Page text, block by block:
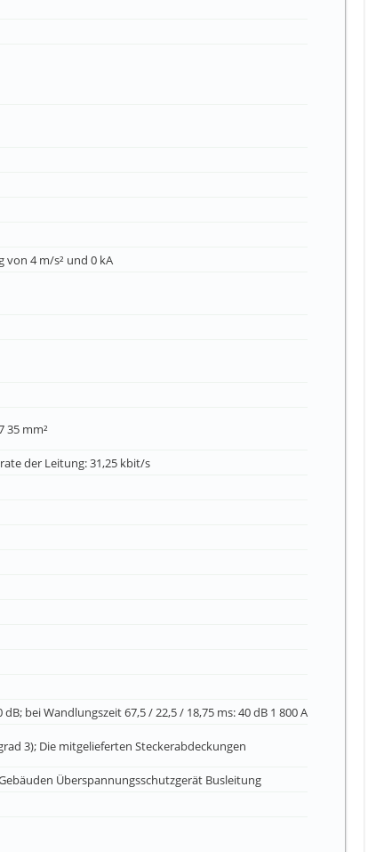
von 4 m/s² und 0 kA
35 mm²
der Leitung: 31,25 kbit/s
bei Wandlungszeit 67,5 / 22,5 / 18,75 ms: 40 dB 1 800 A
3); Die mitgelieferten Steckerabdeckungen
Überspannungsschutzgerät Busleitung